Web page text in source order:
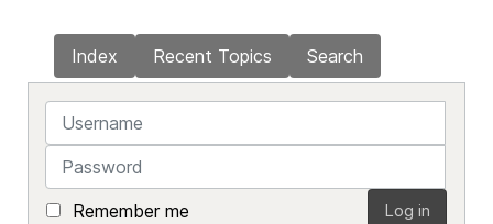
Index Recent Topics Search
Username
Password
Remember me Log in